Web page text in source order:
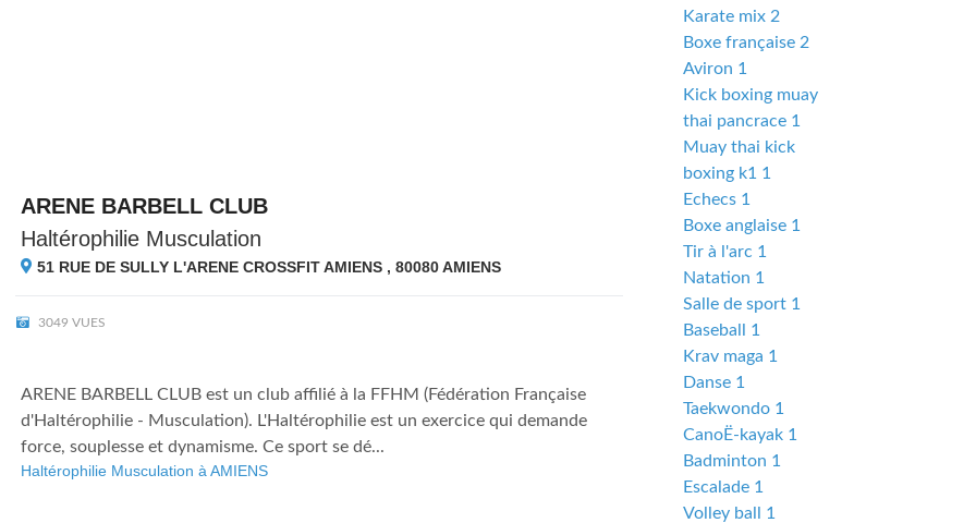
ARENE BARBELL CLUB
Haltérophilie Musculation
51 RUE DE SULLY L'ARENE CROSSFIT AMIENS , 80080AMIENS
3049 VUES
ARENE BARBELL CLUB est un club affilié à la FFHM (Fédération Française
d'Haltérophilie - Musculation). L'Haltérophilie est un exercice qui demande
force, souplesse et dynamisme. Ce sport se dé...
Haltérophilie Musculation à AMIENS
Karate mix 2
Boxe française 2
Aviron 1
Kick boxing muay
thai pancrace 1
Muay thai kick
boxing k1 1
Echecs 1
Boxe anglaise 1
Tir à l'arc 1
Natation 1
Salle de sport 1
Baseball 1
Krav maga 1
Danse 1
Taekwondo 1
CanoË-kayak 1
Badminton 1
Escalade 1
Volley ball 1